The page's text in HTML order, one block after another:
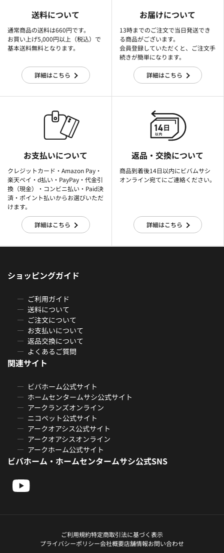
送料について
通常商品の送料は660円です。
お買い上げ5,000円以上（税込）で
基本送料無料となります。
詳細はこちら
お届けについて
13時までのご注文で当日発送でき
る商品がございます。
会員登録していただくと、ご注文手
続きが簡単になります。
詳細はこちら
お支払いについて
クレジットカード・Amazon Pay・
楽天ぺイ・d払い・PayPay・代金引
換（現金）・コンビニ払い・Paid決
済・ポイント払いからお選びいただ
けます。
詳細はこちら
返品・交換について
商品到着後14日以内にビバムサシ
オンライン宛てにご連絡ください。
詳細はこちら
ショッピングガイド
ご利用ガイド
送料について
ご注文について
お支払いについて
返品交換について
よくあるご質問
関連サイト
ビバホーム公式サイト
ホームセンタームサシ公式サイト
アークランズオンライン
ニコペット公式サイト
アークオアシス公式サイト
アークオアシスオンライン
アークホーム公式サイト
ビバホーム・ホームセンタームサシ公式SNS
ご利用規約特定商取引法に基づく表示
プライバシーポリシー会社概要店舗情報お問い合わせ